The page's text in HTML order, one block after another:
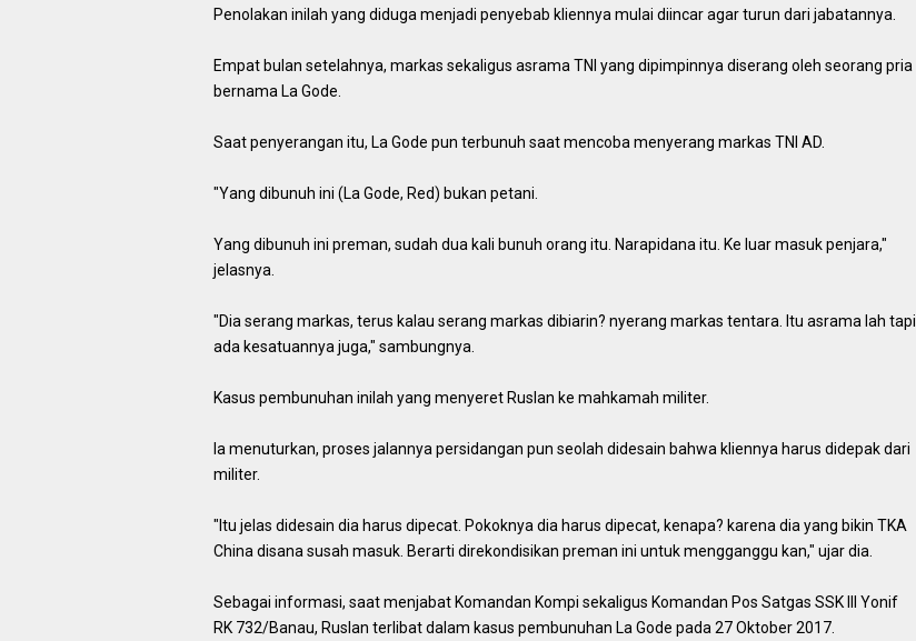
Penolakan inilah yang diduga menjadi penyebab kliennya mulai diincar agar turun dari jabatannya.
Empat bulan setelahnya, markas sekaligus asrama TNI yang dipimpinnya diserang oleh seorang pria
bernama La Gode.
Saat penyerangan itu, La Gode pun terbunuh saat mencoba menyerang markas TNI AD.
"Yang dibunuh ini (La Gode, Red) bukan petani.
Yang dibunuh ini preman, sudah dua kali bunuh orang itu. Narapidana itu. Ke luar masuk penjara,"
jelasnya.
"Dia serang markas, terus kalau serang markas dibiarin? nyerang markas tentara. Itu asrama lah tapi
ada kesatuannya juga," sambungnya.
Kasus pembunuhan inilah yang menyeret Ruslan ke mahkamah militer.
Ia menuturkan, proses jalannya persidangan pun seolah didesain bahwa kliennya harus didepak dari
militer.
"Itu jelas didesain dia harus dipecat. Pokoknya dia harus dipecat, kenapa? karena dia yang bikin TKA
China disana susah masuk. Berarti direkondisikan preman ini untuk mengganggu kan," ujar dia.
Sebagai informasi, saat menjabat Komandan Kompi sekaligus Komandan Pos Satgas SSK III Yonif
RK 732/Banau, Ruslan terlibat dalam kasus pembunuhan La Gode pada 27 Oktober 2017.